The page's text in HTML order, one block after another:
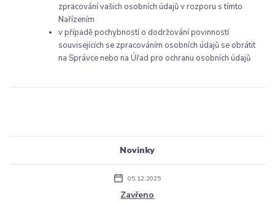
Novinky
05.12.2025
Zavřeno
zpracování vašich osobních údajů v rozporu s tímto
Nařízením
v případě pochybností o dodržování povinností
souvisejících se zpracováním osobních údajů se obrátit
na Správce nebo na Úřad pro ochranu osobních údajů